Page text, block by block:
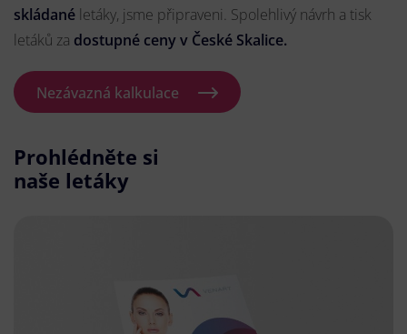
skládané letáky, jsme připraveni. Spolehlivý návrh a tisk
letáků za dostupné ceny v České Skalice.
Nezávazná kalkulace
Prohlédněte si
naše letáky